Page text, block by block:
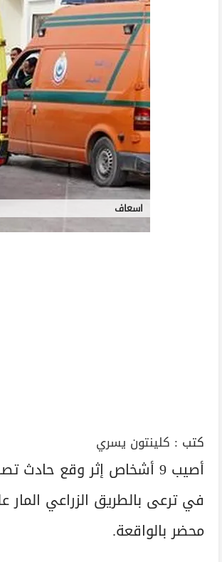
اسعاف
كتب : كلينتون يسري
أصيب 9 أشخاص إثر وقع
في ترعى بالطريق الزراعي
محضر بالواقعة.